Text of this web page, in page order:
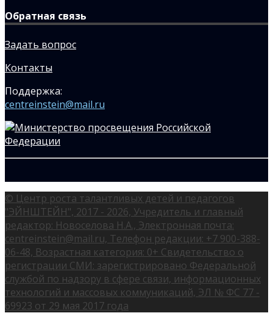
Обратная связь
Задать вопрос
Контакты
Поддержка:
centreinstein@mail.ru
© Центр роста талантливых детей и педагогов
"ЭЙНШТЕЙН", 2017 - 2026, Учредитель и главный
редактор: Новоселова Н.А., Электронная почта:
centreinstein@mail.ru, Телефон редакции: +7 900-388-
06-48, Возрастная категория: 0+ Свидетельство о
регистрации СМИ: зарегистрировано Федеральной
службой по надзору в сфере связи, информационных
технологий и массовых коммуникаций, ЭЛ № ФС 77 -
69923 от 29 мая 2017 года